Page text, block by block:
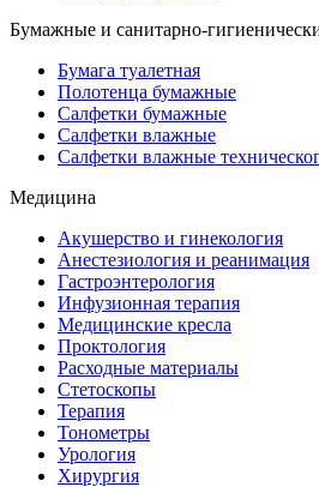
Бумажные и санитарно-
Бумага туалетная
Полотенца бумажные
Салфетки бумажные
Салфетки влажные
Салфетки влажные
Медицина
Акушерство и гинекология
Анестезиология и реанимация
Гастроэнтерология
Инфузионная терапия
Медицинские кресла
Проктология
Расходные материалы
Стетоскопы
Терапия
Тонометры
Урология
Хирургия